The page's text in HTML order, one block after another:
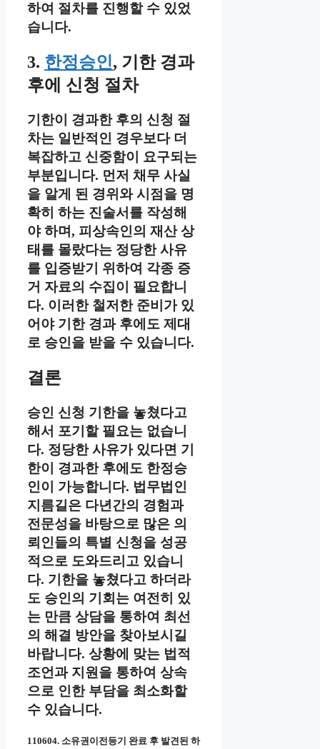
하여 절차를 진행할 수 있었
습니다.
3. 한정승인, 기한 경과
후에 신청 절차
기한이 경과한 후의 신청 절
차는 일반적인 경우보다 더
복잡하고 신중함이 요구되는
부분입니다. 먼저 채무 사실
을 알게 된 경위와 시점을 명
확히 하는 진술서를 작성해
야 하며, 피상속인의 재산 상
태를 몰랐다는 정당한 사유
를 입증받기 위하여 각종 증
거 자료의 수집이 필요합니
다. 이러한 철저한 준비가 있
어야 기한 경과 후에도 제대
로 승인을 받을 수 있습니다.
결론
승인 신청 기한을 놓쳤다고
해서 포기할 필요는 없습니
다. 정당한 사유가 있다면 기
한이 경과한 후에도 한정승
인이 가능합니다. 법무법인
지름길은 다년간의 경험과
전문성을 바탕으로 많은 의
뢰인들의 특별 신청을 성공
적으로 도와드리고 있습니
다. 기한을 놓쳤다고 하더라
도 승인의 기회는 여전히 있
는 만큼 상담을 통하여 최선
의 해결 방안을 찾아보시길
바랍니다. 상황에 맞는 법적
조언과 지원을 통하여 상속
으로 인한 부담을 최소화할
수 있습니다.
110604. 소유권이전등기 완료 후 발견된 하